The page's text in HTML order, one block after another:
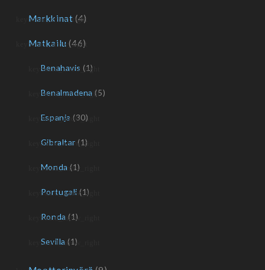
Markkinat (4)
Matkailu (46)
Benahavis (1)
Benalmadena (5)
Espanja (30)
Gibraltar (1)
Monda (1)
Portugali (1)
Ronda (1)
Sevilla (1)